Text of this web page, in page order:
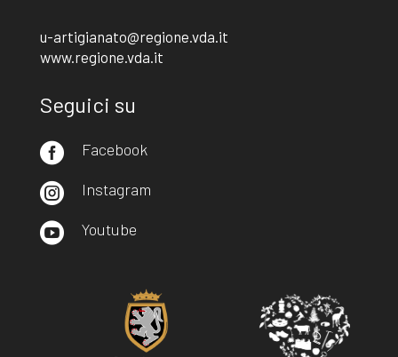
u-artigianato@regione.vda.it
www.regione.vda.it
Seguici su
 Facebook
 Instagram
 Youtube